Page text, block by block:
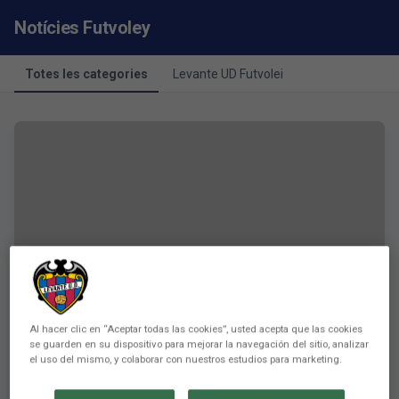
Notícies Futvoley
Totes les categories Levante UD Futvolei
Al hacer clic en “Aceptar todas las cookies”, usted acepta que las cookies
se guarden en su dispositivo para mejorar la navegación del sitio, analizar
el uso del mismo, y colaborar con nuestros estudios para marketing.